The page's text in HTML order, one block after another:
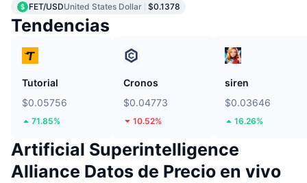
FET/USDUnited States Dollar $0.1378
Tendencias
Tutorial
$0.05756
71.85%
Cronos
$0.04773
10.52%
siren
$0.03646
16.26%
Artificial Superintelligence
Alliance Datos de Precio en vivo